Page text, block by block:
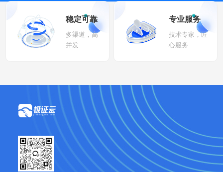
稳定可靠
多渠道，高
并发
专业服务
技术专家，匠
心服务